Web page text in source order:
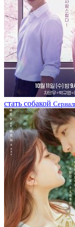
стать собакой